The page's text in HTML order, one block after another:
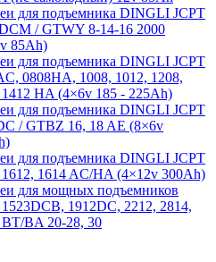
для подъемника DINGLI JCPT
/ GTWY 8-14-16 2000
85Ah)
для подъемника DINGLI JCPT
0808HA, 1008, 1012, 1208,
1412 HA (4×6v 185 - 225Ah)
для подъемника DINGLI JCPT
/ GTBZ 16, 18 AE (8×6v
для подъемника DINGLI JCPT
1612, 1614 AC/HA (4×12v 300Ah)
для мощных подъемников
1912DC, 2212, 2814,
BT/BA 20-28, 30